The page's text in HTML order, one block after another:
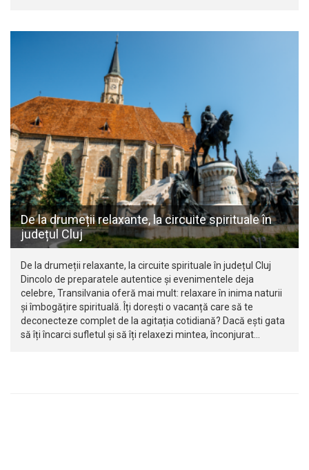
De la drumeții relaxante, la circuite spirituale în
județul Cluj
De la drumeții relaxante, la circuite spirituale în județul Cluj
Dincolo de preparatele autentice și evenimentele deja
celebre, Transilvania oferă mai mult: relaxare în inima naturii
și îmbogățire spirituală. Îți dorești o vacanță care să te
deconecteze complet de la agitația cotidiană? Dacă ești gata
să îți încarci sufletul și să îți relaxezi mintea, înconjurat…